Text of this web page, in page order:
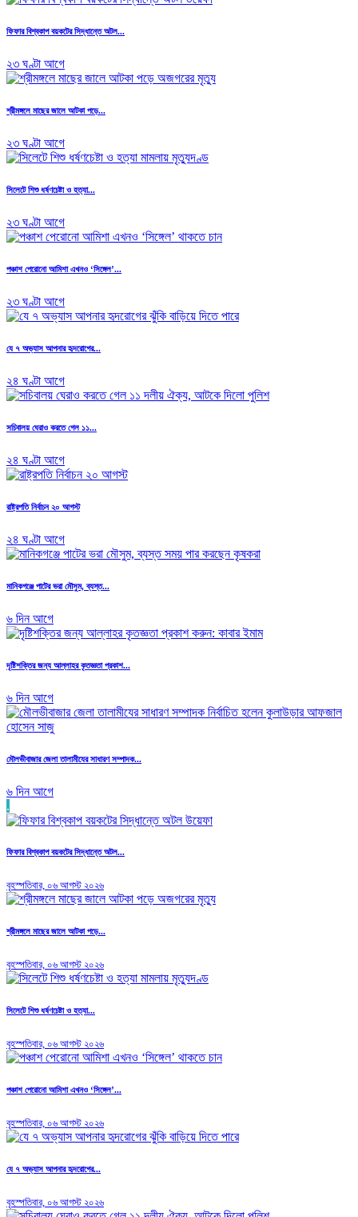
ফিফার বিশ্বকাপ বয়কটের সিদ্ধান্তে অটল...
২৩ ঘণ্টা আগে
শ্রীমঙ্গলে মাছের জালে আটকা পড়ে...
২৩ ঘণ্টা আগে
সিলেটে শিশু ধর্ষণচেষ্টা ও হত্যা...
২৩ ঘণ্টা আগে
পঞ্চাশ পেরোনো আমিশা এখনও ‘সিঙ্গেল’...
২৩ ঘণ্টা আগে
যে ৭ অভ্যাস আপনার হৃদরোগের...
২৪ ঘণ্টা আগে
সচিবালয় ঘেরাও করতে গেল ১১...
২৪ ঘণ্টা আগে
রাষ্ট্রপতি নির্বাচন ২০ আগস্ট
২৪ ঘণ্টা আগে
মানিকগঞ্জে পাটের ভরা মৌসুম, ব্যস্ত...
৬ দিন আগে
দৃষ্টিশক্তির জন্য আল্লাহর কৃতজ্ঞতা প্রকাশ...
৬ দিন আগে
মৌলভীবাজার জেলা তালামীযের সাধারণ সম্পাদক...
৬ দিন আগে
.
ফিফার বিশ্বকাপ বয়কটের সিদ্ধান্তে অটল...
বৃহস্পতিবার, ০৬ আগস্ট ২০২৬
শ্রীমঙ্গলে মাছের জালে আটকা পড়ে...
বৃহস্পতিবার, ০৬ আগস্ট ২০২৬
সিলেটে শিশু ধর্ষণচেষ্টা ও হত্যা...
বৃহস্পতিবার, ০৬ আগস্ট ২০২৬
পঞ্চাশ পেরোনো আমিশা এখনও ‘সিঙ্গেল’...
বৃহস্পতিবার, ০৬ আগস্ট ২০২৬
যে ৭ অভ্যাস আপনার হৃদরোগের...
বৃহস্পতিবার, ০৬ আগস্ট ২০২৬